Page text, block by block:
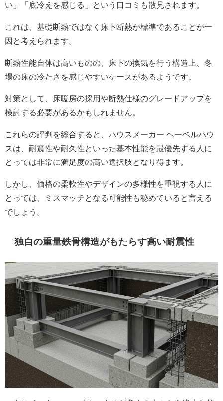
い」「底冷えを感じる」という口コミも散見されます。
これは、基礎断熱ではなく床下断熱が標準であることが一
因と考えられます。
断熱性能自体は高いものの、床下の換気を行う構造上、冬
場の床の冷たさを感じやすいケースがあるようです。
対策として、床暖房の採用や断熱仕様のグレードアップを
検討する必要があるかもしれません。
これらの評判を総合すると、ハウスメーカー ヘーベルハウ
スは、耐震性や耐久性といった基本性能を最優先する人に
とっては非常に満足度の高い選択肢となり得ます。
しかし、価格の柔軟性やデザインの多様性を重視する人に
とっては、ミスマッチとなる可能性も秘めていると言える
でしょう。
独自の重量鉄骨構造がもたらす高い耐震性